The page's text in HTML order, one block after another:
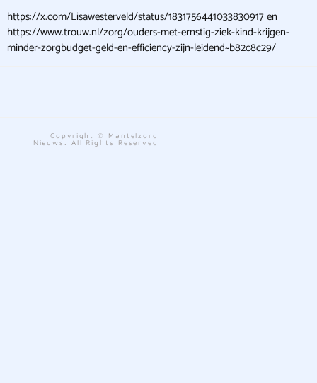
https://x.com/Lisawesterveld/status/1831756441033830917 en
https://www.trouw.nl/zorg/ouders-met-ernstig-ziek-kind-krijgen-
minder-zorgbudget-geld-en-efficiency-zijn-leidend~b82c8c29/
Copyright © Mantelzorg
Nieuws. All Rights Reserved